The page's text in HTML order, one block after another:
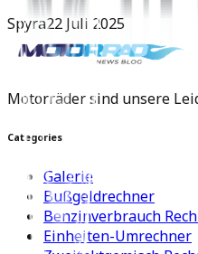
Spyra22 Juli 2025
Motorräder sind unsere
Categories
Galerie
Bußgeldrechner
Benzinverbrauch
Einheiten-Umrechner